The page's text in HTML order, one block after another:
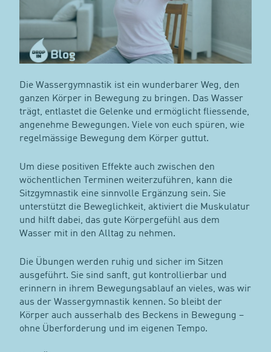
Die Wassergymnastik ist ein wunderbarer Weg, den
ganzen Körper in Bewegung zu bringen. Das Wasser
trägt, entlastet die Gelenke und ermöglicht fliessende,
angenehme Bewegungen. Viele von euch spüren, wie
regelmässige Bewegung dem Körper guttut.
Um diese positiven Effekte auch zwischen den
wöchentlichen Terminen weiterzuführen, kann die
Sitzgymnastik eine sinnvolle Ergänzung sein. Sie
unterstützt die Beweglichkeit, aktiviert die Muskulatur
und hilft dabei, das gute Körpergefühl aus dem
Wasser mit in den Alltag zu nehmen.
Die Übungen werden ruhig und sicher im Sitzen
ausgeführt. Sie sind sanft, gut kontrollierbar und
erinnern in ihrem Bewegungsablauf an vieles, was wir
aus der Wassergymnastik kennen. So bleibt der
Körper auch ausserhalb des Beckens in Bewegung –
ohne Überforderung und im eigenen Tempo.